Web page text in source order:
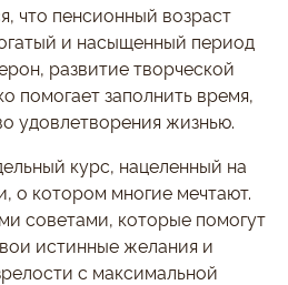
что пенсионный возраст
и насыщенный период
развитие творческой
помогает заполнить время,
удовлетворения жизнью.
курс, нацеленный на
о котором многие мечтают.
советами, которые помогут
истинные желания и
с максимальной